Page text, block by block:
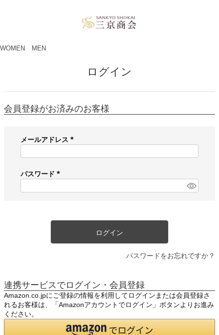
WOMEN MEN
ログイン
会員登録がお済みのお客様
メールアドレス
必
)
パスワード
必
ログイン
パスワードをお忘れですか？
連携サービスでログイン・会員登録
Amazon.co.jpにご登録の情報を利用してログインまたは会員登録さ
れるお客様は、「Amazonアカウントでログイン」ボタンよりお進み
ください。